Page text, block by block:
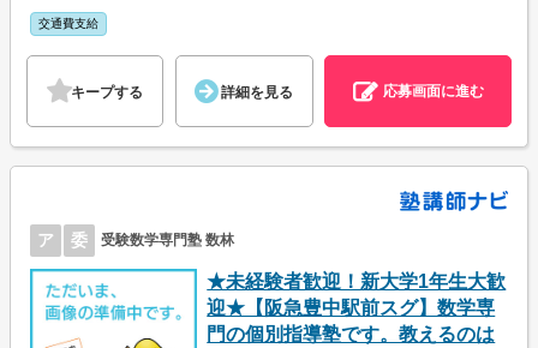
交通費支給
キープする 詳細を見る 応募画面に進む
ア 委 受験数学専門塾 数林
★未経験者歓迎！新大学1年生大歓
迎★【阪急豊中駅前スグ】数学専
門の個別指導塾です。教えるのは